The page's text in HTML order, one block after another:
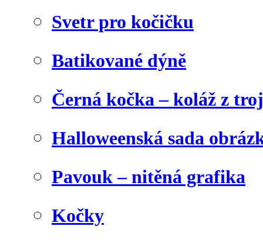
Svetr pro kočičku
Batikované dýně
Černá kočka – koláž z
Halloweenská sada
Pavouk – nitěná grafika
Kočky